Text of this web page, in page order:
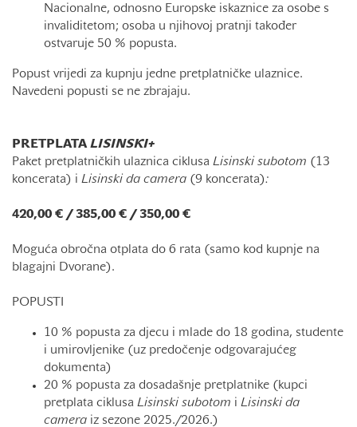
Nacionalne, odnosno Europske iskaznice za osobe s
invaliditetom; osoba u njihovoj pratnji također
ostvaruje 50 % popusta.
Popust vrijedi za kupnju jedne pretplatničke ulaznice.
Navedeni popusti se ne zbrajaju.
PRETPLATA LISINSKI+
Paket pretplatničkih ulaznica ciklusa Lisinski subotom (13
koncerata) i Lisinski da camera (9 koncerata):
420,00 € / 385,00 € / 350,00 €
Moguća obročna otplata do 6 rata (samo kod kupnje na
blagajni Dvorane).
POPUSTI
10 % popusta za djecu i mlade do 18 godina, studente
i umirovljenike (uz predočenje odgovarajućeg
dokumenta)
20 % popusta za dosadašnje pretplatnike (kupci
pretplata ciklusa Lisinski subotom i Lisinski da
camera iz sezone 2025./2026.)